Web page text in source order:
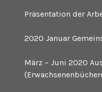
Präsentation der
2020 Januar
März – Juni 2020